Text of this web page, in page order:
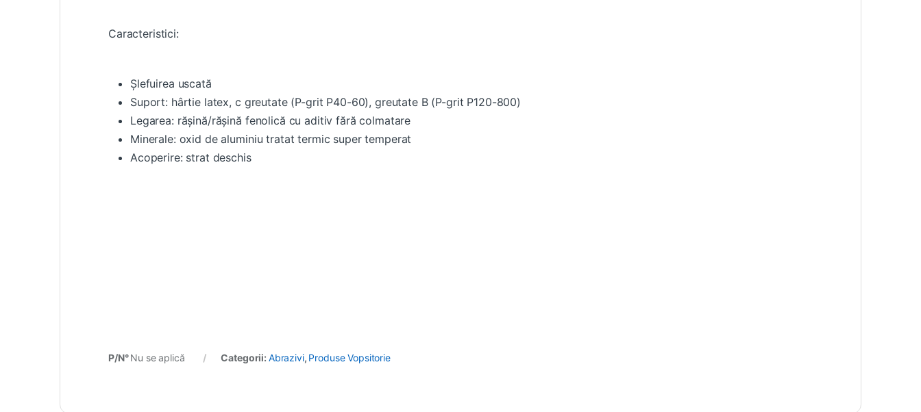
Caracteristici:
Șlefuirea uscată
Suport: hârtie latex, c greutate (P-grit P40-60), greutate B (P-grit P120-800)
Legarea: rășină/rășină fenolică cu aditiv fără colmatare
Minerale: oxid de aluminiu tratat termic super temperat
Acoperire: strat deschis
P/N°Nu se aplică Categorii: Abrazivi, Produse Vopsitorie